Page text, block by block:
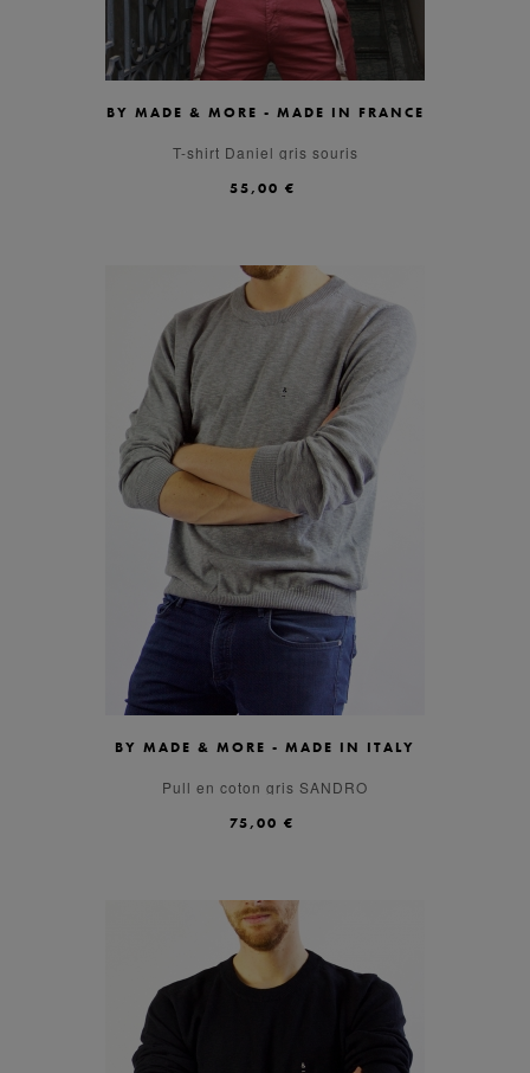
S M L XL
BY MADE & MORE - MADE IN FRANCE
T-shirt Daniel gris souris
55,00 €
M XL L S
BY MADE & MORE - MADE IN ITALY
Pull en coton gris SANDRO
75,00 €